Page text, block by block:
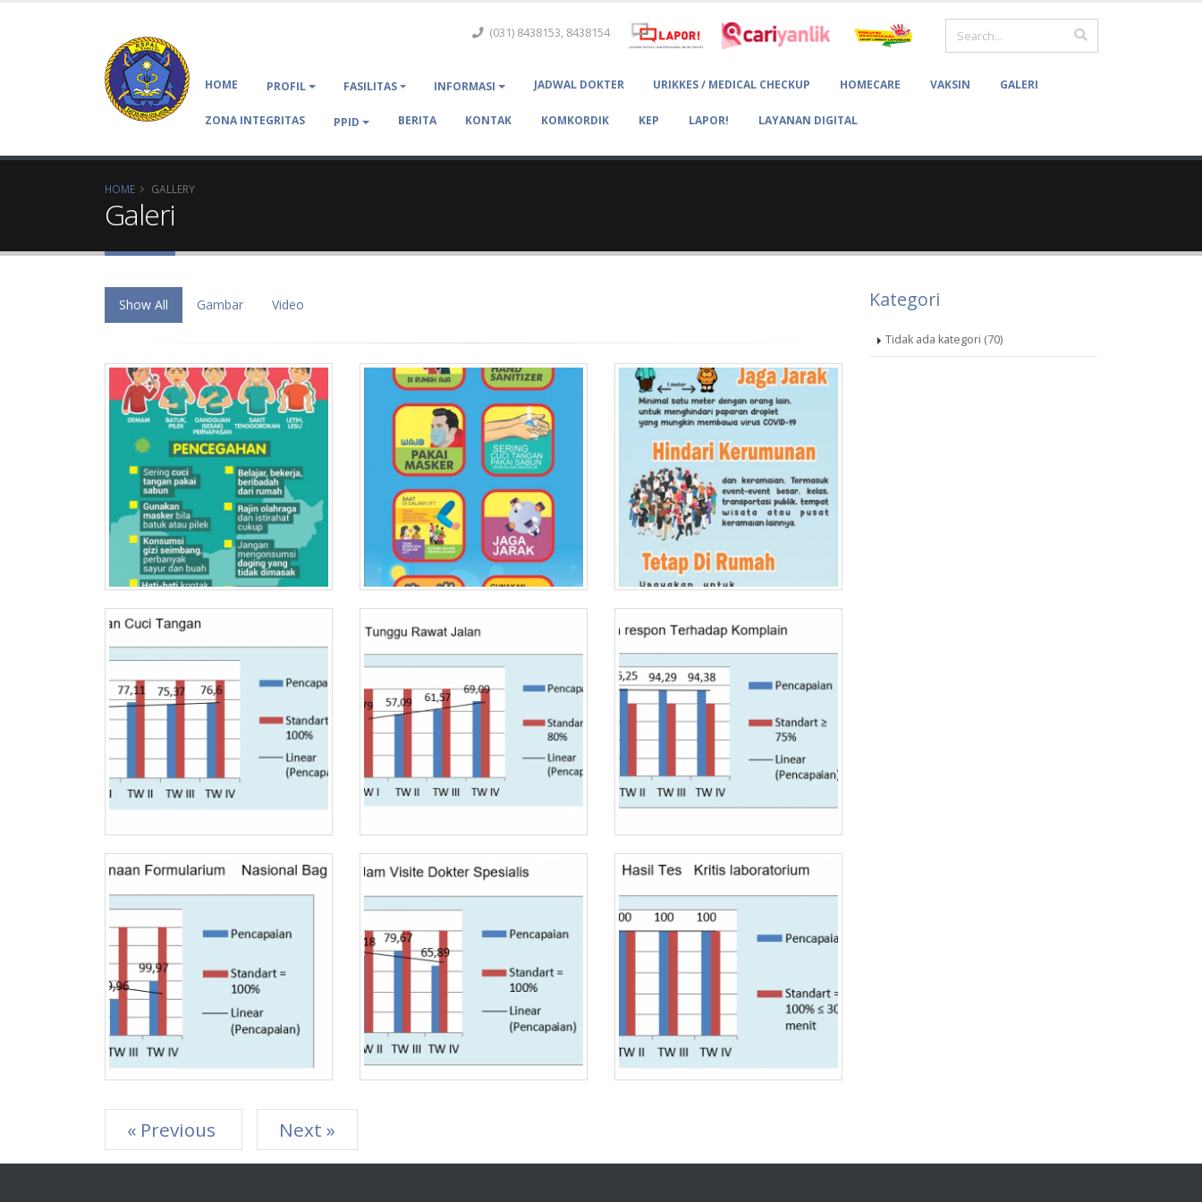
(031) 8438153, 8438154
HOME PROFIL FASILITAS INFORMASI JADWAL DOKTER URIKKES / MEDICAL CHECKUP HOMECARE VAKSIN GALERI
ZONA INTEGRITAS PPID BERITA KONTAK KOMKORDIK KEP LAPOR! LAYANAN DIGITAL
HOME GALLERY
Galeri
Show All Gambar Video
« Previous Next »
Kategori
Tidak ada kategori (70)